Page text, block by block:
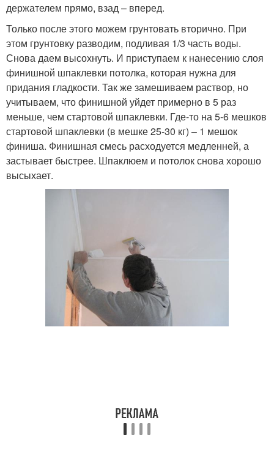
держателем прямо, взад – вперед.
Только после этого можем грунтовать вторично. При
этом грунтовку разводим, подливая 1/3 часть воды.
Снова даем высохнуть. И приступаем к нанесению слоя
финишной шпаклевки потолка, которая нужна для
придания гладкости. Так же замешиваем раствор, но
учитываем, что финишной уйдет примерно в 5 раз
меньше, чем стартовой шпаклевки. Где-то на 5-6 мешков
стартовой шпаклевки (в мешке 25-30 кг) – 1 мешок
финиша. Финишная смесь расходуется медленней, а
застывает быстрее. Шпаклюем и потолок снова хорошо
высыхает.